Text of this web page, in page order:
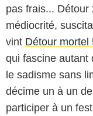
pas frais... Détour
médiocrité,
vint Détour mortel
qui fascine autant
le sadisme sans
décime un à un
participer à un